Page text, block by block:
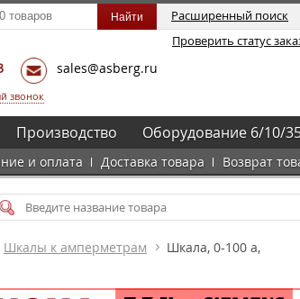
Расширенный поиск
Проверить статус
sales@asberg.ru
звонок
и оплата Доставка товара Возврат
Производство Оборудование 6/10/
Шкалы к амперметрам
Шкала, 0-100 a,